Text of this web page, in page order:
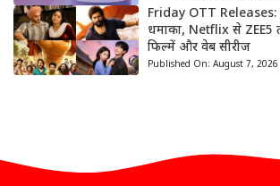
Friday OTT Releases:
धमाका, Netflix से ZEE5
फिल्में और वेब सीरीज
Published On: August 7, 2026